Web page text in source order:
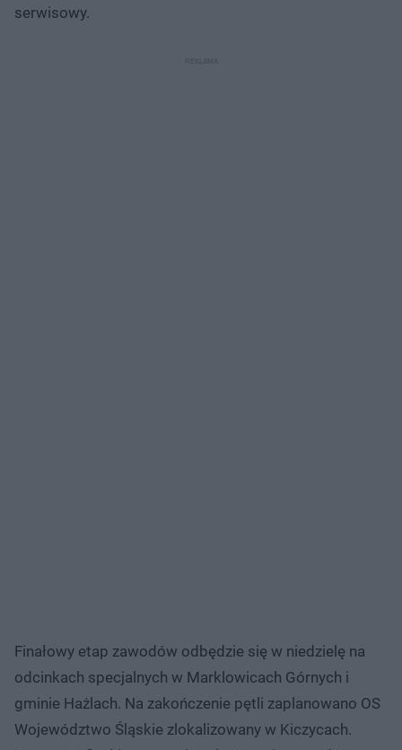
serwisowy.
Finałowy etap zawodów odbędzie się w niedzielę na
odcinkach specjalnych w Marklowicach Górnych i
gminie Hażlach. Na zakończenie pętli zaplanowano OS
Województwo Śląskie zlokalizowany w Kiczycach.